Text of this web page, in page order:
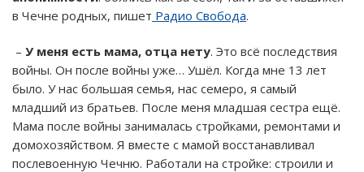
в Чечне родных, пишет Радио Свобода.
– У меня есть мама, отца нету. Это всё последствия
войны. Он после войны уже… Ушёл. Когда мне 13 лет
было. У нас большая семья, нас семеро, я самый
младший из братьев. После меня младшая сестра ещё.
Мама после войны занималась стройками, ремонтами и
домохозяйством. Я вместе с мамой восстанавливал
послевоенную Чечню. Работали на стройке: строили и